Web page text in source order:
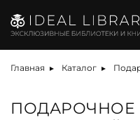
Главная Каталог
ПОДАРОЧНОЕ